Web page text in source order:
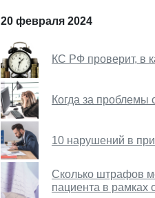
20 февраля 2024
КС РФ проверит, в
Когда за проблемы
10 нарушений в
Сколько штрафов
пациента в рамках